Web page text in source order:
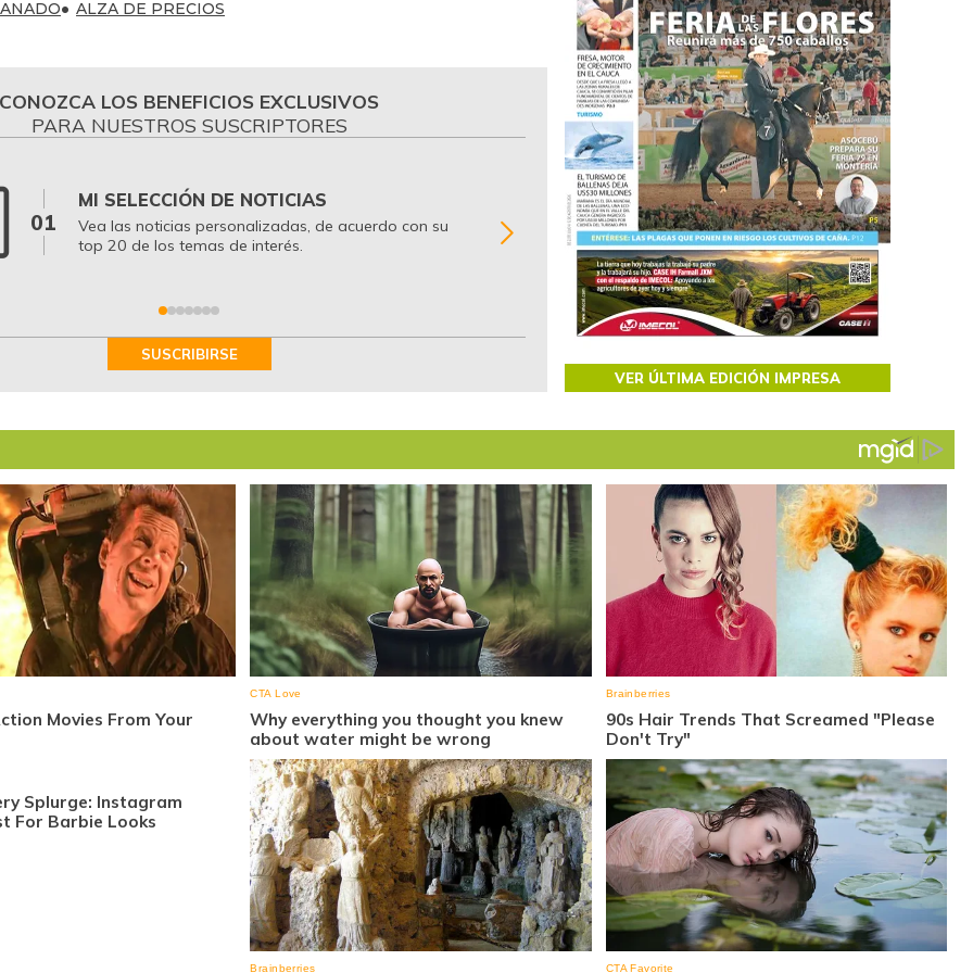
ALZA DE PRECIOS
CONOZCA LOS BENEFICIOS EXCLUSIVOS
PARA NUESTROS SUSCRIPTORES
01
MI SELECCIÓN DE NOTICIAS
Vea las noticias personalizadas, de acuerdo con su
top 20 de los temas de interés.
02
BITÁCORA EMPRESARIAL 10.000 LR
Recopilación clasificada por sectores
regiones del comportamiento general y
de las 10.000 primeras empresas en ventas
Colombia.
SUSCRIBIRSE
VER ÚLTIMA EDICIÓN IMPRESA